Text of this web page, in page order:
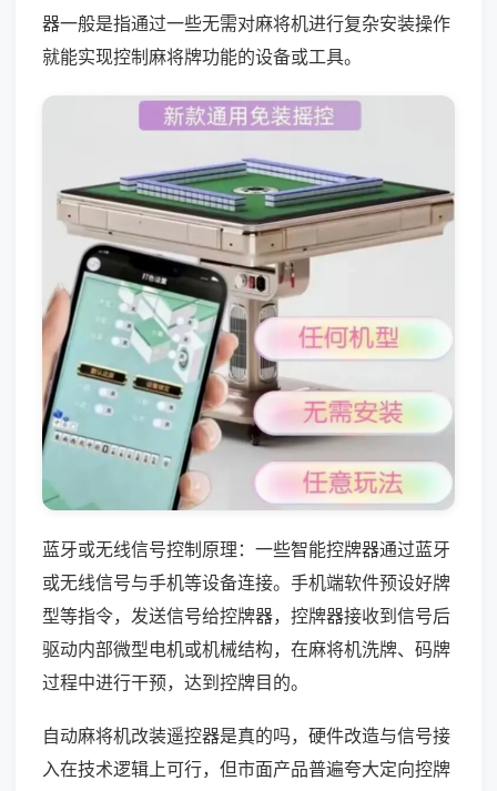
器一般是指通过一些无需对麻将机进行复杂安装操作
就能实现控制麻将牌功能的设备或工具。
蓝牙或无线信号控制原理：一些智能控牌器通过蓝牙
或无线信号与手机等设备连接。手机端软件预设好牌
型等指令，发送信号给控牌器，控牌器接收到信号后
驱动内部微型电机或机械结构，在麻将机洗牌、码牌
过程中进行干预，达到控牌目的。
自动麻将机改装遥控器是真的吗，硬件改造与信号接
入在技术逻辑上可行，但市面产品普遍夸大定向控牌